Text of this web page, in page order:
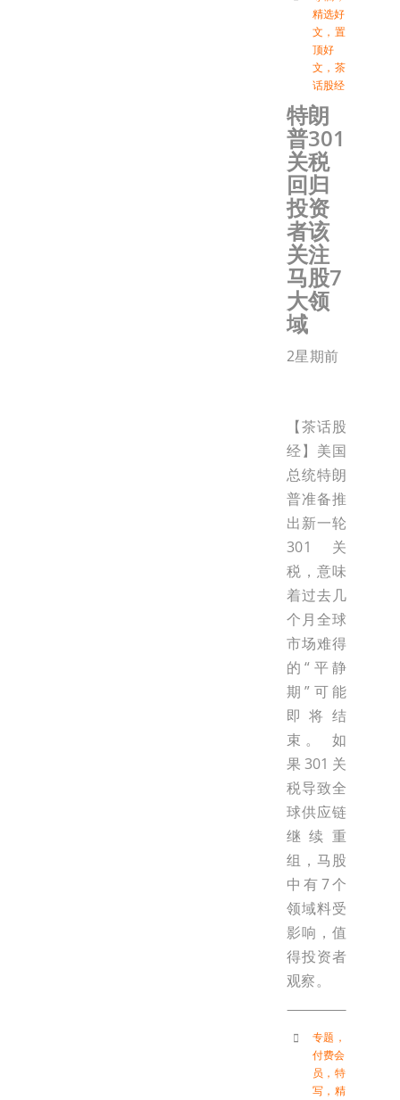
精选好
文 ， 置
顶好
文 ， 茶
话股经
特朗
普301
关税
回归
投资
者该
关注
马股7
大领
域
2星期前
【茶话股
经】美国
总统特朗
普准备推
出新一轮
301关
税，意味
着过去几
个月全球
市场难得
的“平静
期”可能
即将结
束。 如
果301关
税导致全
球供应链
继续重
组，马股
中有7个
领域料受
影响，值
得投资者
观察。
专题 ，
付费会
员 ， 特
写 ， 精